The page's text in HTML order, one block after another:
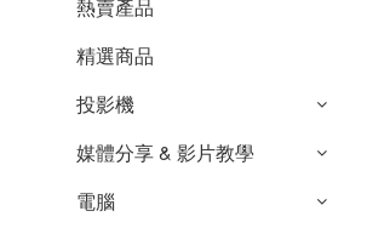
熱賣產品
精選商品
投影機
媒體分享 & 影片教學
電腦